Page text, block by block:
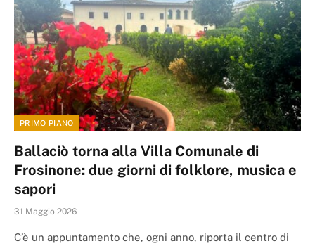
PRIMO PIANO
Ballaciò torna alla Villa Comunale di
Frosinone: due giorni di folklore, musica e
sapori
31 Maggio 2026
C’è un appuntamento che, ogni anno, riporta il centro di